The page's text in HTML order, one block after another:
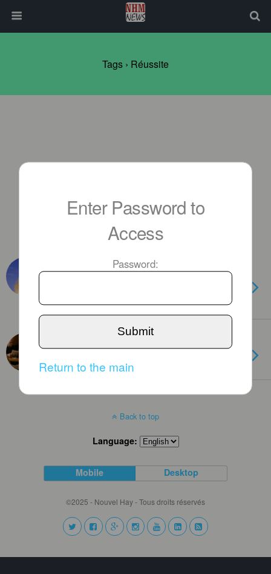
Tags › Réussite
Meilleurs Voeux 2012
Back to top
Language:
Mobile Desktop
©2025 - Nouvel Hay - Tous droits réservés
Enter Password to
Access
Password:
Submit
Return to the main